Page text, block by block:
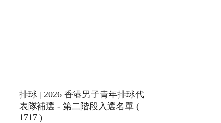
排球 | 2026 香港男子青年排球代
表隊補選 - 第二階段入選名單 (
1717 )